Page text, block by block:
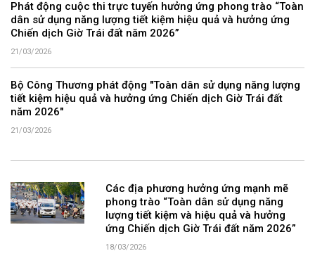
Phát động cuộc thi trực tuyến hưởng ứng phong trào “Toàn
dân sử dụng năng lượng tiết kiệm hiệu quả và hưởng ứng
Chiến dịch Giờ Trái đất năm 2026”
21/03/2026
Bộ Công Thương phát động "Toàn dân sử dụng năng lượng
tiết kiệm hiệu quả và hưởng ứng Chiến dịch Giờ Trái đất
năm 2026"
21/03/2026
Các địa phương hưởng ứng mạnh mẽ
phong trào “Toàn dân sử dụng năng
lượng tiết kiệm và hiệu quả và hưởng
ứng Chiến dịch Giờ Trái đất năm 2026”
18/03/2026